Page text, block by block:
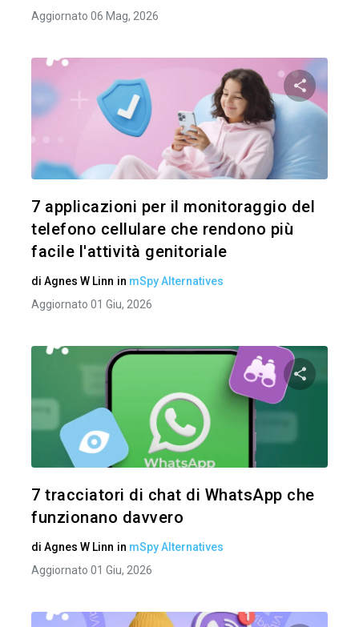
Aggiornato 06 Mag, 2026
Condividi
7 applicazioni per il monitoraggio del
telefono cellulare che rendono più
facile l'attività genitoriale
di Agnes W Linn in mSpy Alternatives
Aggiornato 01 Giu, 2026
Condividi
7 tracciatori di chat di WhatsApp che
funzionano davvero
di Agnes W Linn in mSpy Alternatives
Aggiornato 01 Giu, 2026